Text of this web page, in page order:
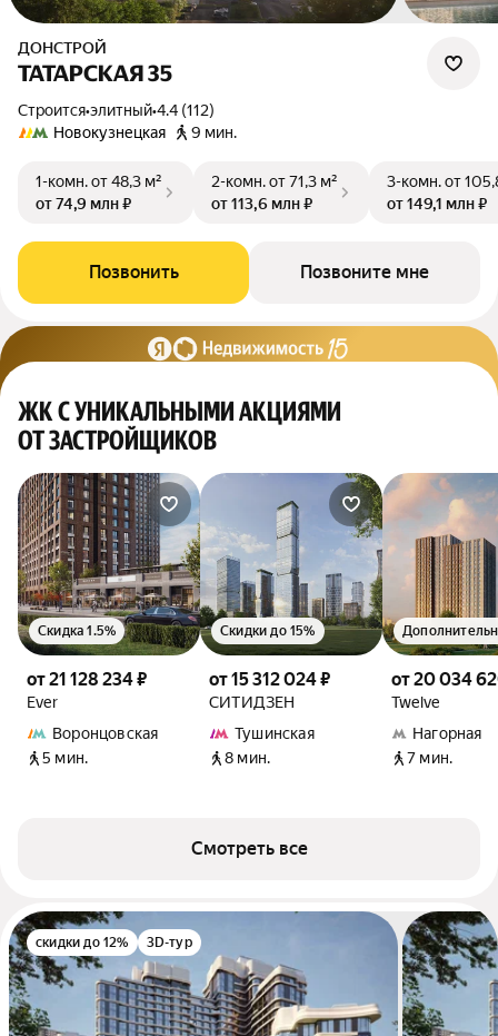
ДОНСТРОЙ
ТАТАРСКАЯ 35
Строится•элитный•4.4 (112)
Новокузнецкая
9 мин.
1-комн.от 48,3 м²
от 74,9 млн ₽
2-комн.от 71,3 м²
от 113,6 млн ₽
3-комн.от
от 149,1 млн ₽
Позвонить Позвоните мне
ЖК С УНИКАЛЬНЫМИ АКЦИЯМИ
ОТ ЗАСТРОЙЩИКОВ
от 21 128 234 ₽
Ever
Воронцовская
5 мин.
Скидка 1.5%
от 15 312 024 ₽
СИТИДЗЕН
Тушинская
8 мин.
Скидки до 15%
от 20 034
Twelve
Нагорная
7 мин.
Смотреть все
скидки до 12% 3D-тур